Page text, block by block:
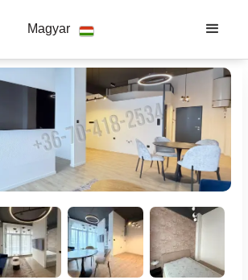
Magyar